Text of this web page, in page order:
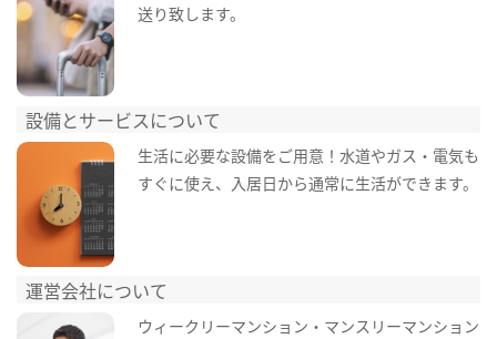
送り致します。
設備とサービスについて
生活に必要な設備をご用意！水道やガス・電気も
すぐに使え、入居日から通常に生活ができます。
運営会社について
ウィークリーマンション・マンスリーマンション